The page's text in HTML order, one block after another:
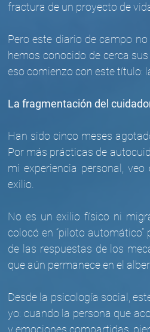
fractura de un proyecto de
Pero este diario de campo
hemos conocido de cerca
eso comienzo con este título:
La fragmentación del
Han sido cinco meses
Por más prácticas de
mi experiencia personal,
exilio.
No es un exilio físico ni
colocó en “piloto
de las respuestas de los
que aún permanece en el
Desde la psicología social,
yo: cuando la persona que
y emociones compartidas,